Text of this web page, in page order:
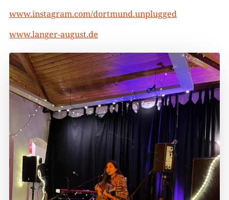
www.instagram.com/dortmund.unplugged
www.langer-august.de